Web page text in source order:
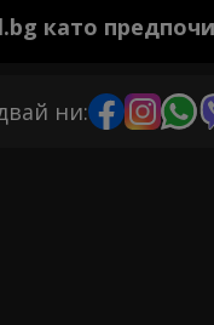
като
ни: